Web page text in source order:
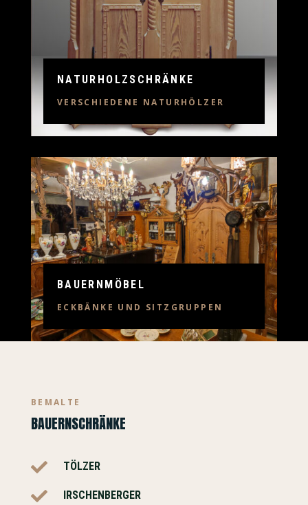
NATURHOLZSCHRÄNKE
VERSCHIEDENE NATURHÖLZER
BAUERNMÖBEL
ECKBÄNKE UND SITZGRUPPEN
BEMALTE
BAUERNSCHRÄNKE
 TÖLZER
 IRSCHENBERGER